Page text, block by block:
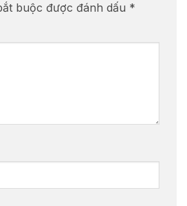
buộc được đánh dấu *